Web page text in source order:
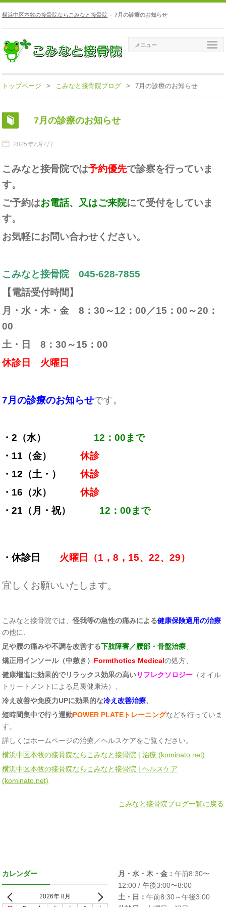
横浜中区本牧の接骨院ならこみなと接骨院 - 7月の診療のお知らせ
メニュー
トップページ > こみなと接骨院ブログ > 7月の診療のお知らせ
7月の診療のお知らせ
2025年7月7日
こみなと接骨院では予約優先で診察を行っていま
す。
ご予約はお電話、又はご来院にて受付をしていま
す。
お気軽にお問い合わせください。
こみなと接骨院 045-628-7855
【電話受付時間】
月・水・木・金 8：30～12：00／15：00～20：
00
土・日 8：30～15：00
休診日 火曜日
7月の診療のお知らせです。
・2（水）
12：00まで
・11 （金）
休診
・12（土・）
休診
・16（水）
休診
・21（月・祝）
12：00まで
・休診日 火曜日（1，8，15、22、29）
宜しくお願いいたします。
こみなと接骨院では、怪我等の急性の痛みによる健康保険適用の治療
の他に、
足や腰の痛みや不調を改善する下肢障害／腰部・骨盤治療
矯正用インソール（中敷き） Formthotics Medicalの処方、
健康増進に効果的でリラックス効果の高いリフレクソロジー （オイル
トリートメントによる足裏健康法）、
冷え改善や免疫力UPに効果的な冷え改善治療、
短時間集中で行う運動POWER PLATEトレーニングなどを行っていま
す。
詳しくはホームページの治療／ヘルスケアをご覧ください。
横浜中区本牧の接骨院ならこみなと接骨院 | 治療 (kominato.net)
横浜中区本牧の接骨院ならこみなと接骨院 | ヘルスケア
(kominato.net)
こみなと接骨院ブログ一覧に戻る
カレンダー
2026年 8月
月・水・木・金： 午前8:30〜
12:00 / 午後3:00〜8:00
土・日： 午前8:30～午後3:00